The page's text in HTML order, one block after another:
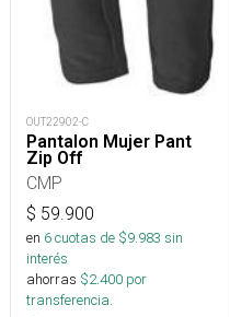
OUT22902-C
Pantalon Mujer Pant
Zip Off
CMP
$ 59.900
en 6cuotas de $9.983 sin
interés
ahorras $2.400 por
transferencia.